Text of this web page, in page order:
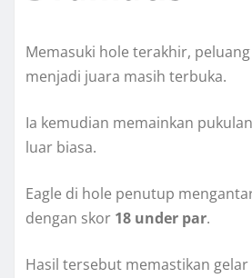
Memasuki hole terakhir,
menjadi juara masih terbuka.
Ia kemudian memainkan
luar biasa.
Eagle di hole penutup
dengan skor 18 under par.
Hasil tersebut memastikan